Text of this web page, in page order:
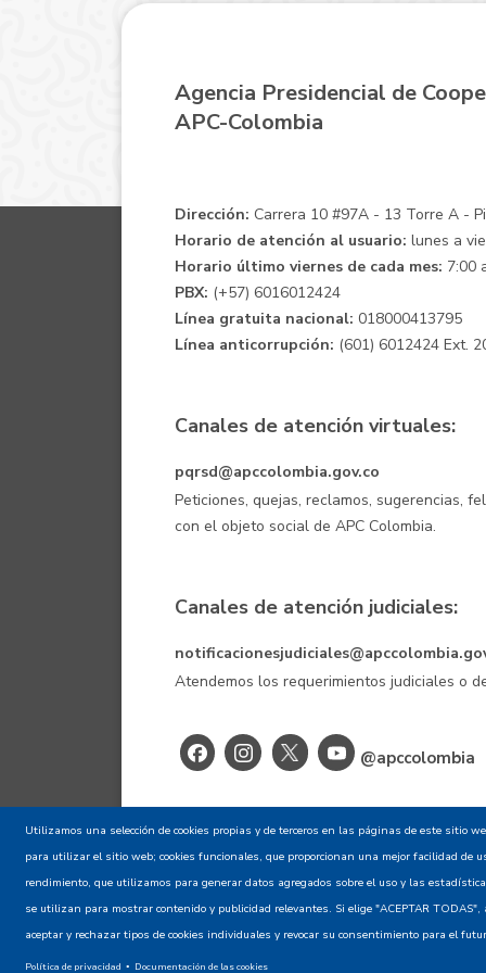
Agencia Presidencial de
APC-Colombia
Dirección: Carrera 10 #97A - 13 Torre A -
Horario de atención al usuario: lunes a
Horario último viernes de cada mes: 7:00
PBX: (+57) 6016012424
Línea gratuita nacional: 018000413795
Línea anticorrupción: (601) 6012424 Ext.
Canales de atención virtuales:
pqrsd@apccolombia.gov.co
Peticiones, quejas, reclamos, sugerencias,
con el objeto social de APC Colombia.
Canales de atención judiciales:
Atendemos los requerimientos judiciales o
@apccolombia
Aviso de
Utilizamos una selección de cookies propias y de terceros en las páginas de este sitio
para utilizar el sitio web; cookies funcionales, que proporcionan una mejor facilidad de
rendimiento, que utilizamos para generar datos agregados sobre el uso y las
se utilizan para mostrar contenido y publicidad relevantes. Si elige "ACEPTAR TODAS",
aceptar y rechazar tipos de cookies individuales y revocar su consentimiento para el
Política de privacidad Documentación de las cookies